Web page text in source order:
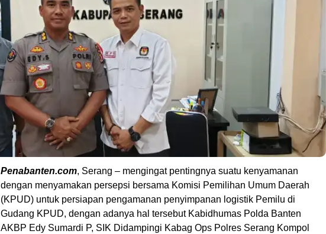
Penabanten.com, Serang – mengingat pentingnya suatu kenyamanan
dengan menyamakan persepsi bersama Komisi Pemilihan Umum Daerah
(KPUD) untuk persiapan pengamanan penyimpanan logistik Pemilu di
Gudang KPUD, dengan adanya hal tersebut Kabidhumas Polda Banten
AKBP Edy Sumardi P, SIK Didampingi Kabag Ops Polres Serang Kompol